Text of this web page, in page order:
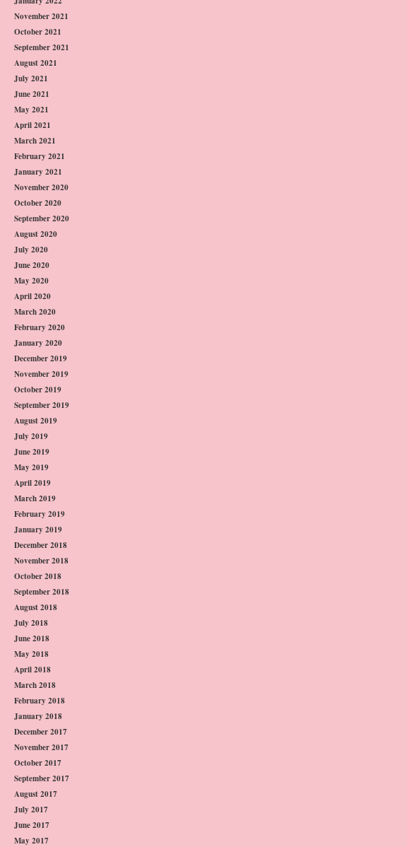
November 2021
October 2021
September 2021
August 2021
July 2021
June 2021
May 2021
April 2021
March 2021
February 2021
January 2021
November 2020
October 2020
September 2020
August 2020
July 2020
June 2020
May 2020
April 2020
March 2020
February 2020
January 2020
December 2019
November 2019
October 2019
September 2019
August 2019
July 2019
June 2019
May 2019
April 2019
March 2019
February 2019
January 2019
December 2018
November 2018
October 2018
September 2018
August 2018
July 2018
June 2018
May 2018
April 2018
March 2018
February 2018
January 2018
December 2017
November 2017
October 2017
September 2017
August 2017
July 2017
June 2017
May 2017